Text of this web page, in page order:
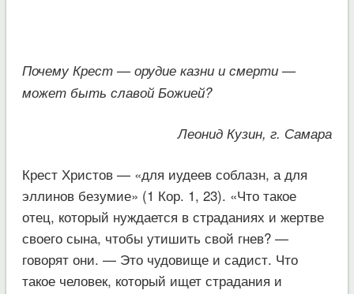
Почему Крест — орудие казни и смерти —
может быть славой Божией?
Леонид Кузин, г. Самара
Крест Христов — «для иудеев соблазн, а для
эллинов безумие» (1 Кор. 1, 23). «Что такое
отец, который нуждается в страданиях и жертве
своего сына, чтобы утишить свой гнев? —
говорят они. — Это чудовище и садист. Что
такое человек, который ищет страдания и